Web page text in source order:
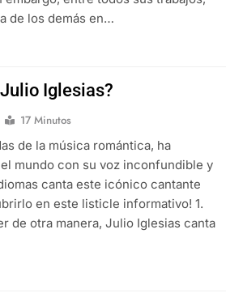
de los demás en…
Iglesias?
17 Minutos
de la música romántica, ha
mundo con su voz inconfundible y
canta este icónico cantante
en este listicle informativo! 1.
de otra manera, Julio Iglesias canta